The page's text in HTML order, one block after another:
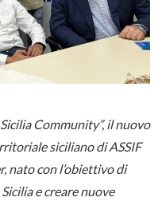
Community”, il nuovo
siciliano di ASSIF
nato con l’obiettivo di
e creare nuove